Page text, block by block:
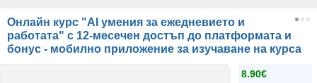
Онлайн курс "AI умения за ежедневието и
работата" с 12-месечен достъп до платформата и
бонус - мобилно приложение за изучаване на курса
8.90€